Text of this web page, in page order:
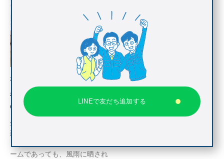
なぜ屋根や外壁は塗り替えが
必要なの？【屋根・外壁塗装
のタイミング】
外壁を塗り替える最大の目的は
建物を腐食から守ることにあり
ームであっても、風雨に晒され
LINEで友だち追加する